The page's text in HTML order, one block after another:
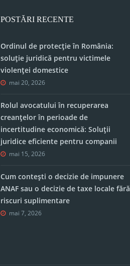
POSTĂRI RECENTE
Ordinul de protecție în România:
soluție juridică pentru victimele
violenței domestice
mai 20, 2026
Rolul avocatului în recuperarea
creanțelor în perioade de
incertitudine economică: Soluții
juridice eficiente pentru companii
mai 15, 2026
Cum contești o decizie de impunere
ANAF sau o decizie de taxe locale fără
riscuri suplimentare
mai 7, 2026